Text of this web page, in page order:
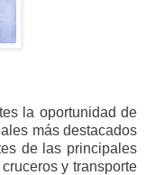
la oportunidad de
más destacados
de las principales
y transporte